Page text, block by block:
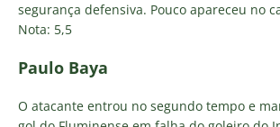
segurança defensiva. Pouco apareceu no
Nota: 5,5
Paulo Baya
O atacante entrou no segundo tempo e